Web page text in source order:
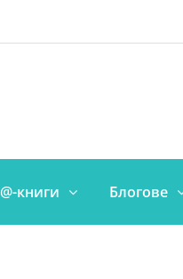
@-книги Блогове